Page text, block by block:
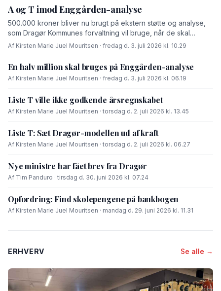
A og T imod Enggården-analyse
500.000 kroner bliver nu brugt på ekstern støtte og analyse,
som Dragør Kommunes forvaltning vil bruge, når de skal
forhandle med OK-fonden om en driftsoverenskomst for
Af Kirsten Marie Juel Mouritsen · fredag d. 3. juli 2026 kl. 10.29
En halv million skal bruges på Enggården-analyse
Af Kirsten Marie Juel Mouritsen · fredag d. 3. juli 2026 kl. 06.19
Liste T ville ikke godkende årsregnskabet
Af Kirsten Marie Juel Mouritsen · torsdag d. 2. juli 2026 kl. 13.45
Liste T: Sæt Dragør-modellen ud af kraft
Af Kirsten Marie Juel Mouritsen · torsdag d. 2. juli 2026 kl. 06.27
Nye ministre har fået brev fra Dragør
Af Tim Panduro · tirsdag d. 30. juni 2026 kl. 07.24
Opfordring: Find skolepengene på bankbogen
Af Kirsten Marie Juel Mouritsen · mandag d. 29. juni 2026 kl. 11.31
ERHVERV Se alle →